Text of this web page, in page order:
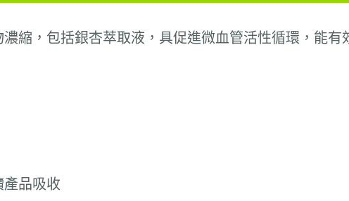
縮，包括銀杏萃取液，具促進微血管活性循環，能有
產品吸收